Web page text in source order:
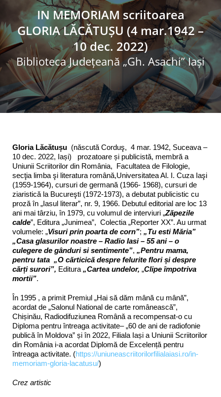
Pagina cititorului
Ştiri şi evenimente
Programe şi proiecte
Interes public
IN MEMORIAM scriitoarea
GLORIA LĂCĂTUȘU (4 mar.1942 –
10 dec. 2022)
Biblioteca Judeţeană „Gh. Asachi” Iaşi
Gloria Lăcătușu (născută Corduş, 4 mar. 1942, Suceava –
10 dec. 2022, Iași) prozatoare și publicistă, membră a
Uniunii Scriitorilor din România, Facultatea de Filologie,
secţia limba şi literatura română,Universitatea Al. I. Cuza Iaşi
(1959-1964), cursuri de germană (1966- 1968), cursuri de
ziaristică la Bucureşti (1972-1973), a debutat publicistic cu
proză în „Iasul literar”, nr. 9, 1966. Debutul editorial are loc 13
ani mai târziu, în 1979, cu volumul de interviuri „Zăpezile
calde”, Editura „Junimea”, Colectia „Reporter XX”. Au urmat
volumele: „Visuri prin poarta de corn”; „Tu esti Măria”
„Casa glasurilor noastre – Radio Iasi – 55 ani – o
culegere de gânduri si sentimente”, „Pentru mama,
pentru tata „O cărticică despre felurite flori și despre
cărți surori”, Editura „Cartea undelor, „Clipe împotriva
mortii”.
În 1995 , a primit Premiul „Hai să dăm mână cu mână”,
acordat de „Salonul National de carte românească”,
Chișinău, Radiodifuziunea Română a recompensat-o cu
Diploma pentru întreaga activitate– „60 de ani de radiofonie
publică în Moldova” și în 2022, Filiala Iași a Uniunii Scriitorilor
din România i-a acordat Diplomă de Excelență pentru
întreaga activitate. (https://uniuneascriitorilorfilialaiasi.ro/in-
memoriam-gloria-lacatusu/)
Crez artistic